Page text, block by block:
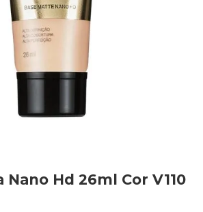
Nano Hd 26ml Cor V110